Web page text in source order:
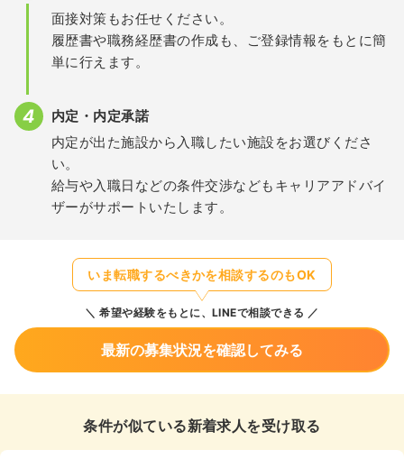
面接対策もお任せください。
履歴書や職務経歴書の作成も、ご登録情報をもとに簡
単に行えます。
内定・内定承諾
内定が出た施設から入職したい施設をお選びくださ
い。
給与や入職日などの条件交渉などもキャリアアドバイ
ザーがサポートいたします。
いま転職するべきかを相談するのもOK
希望や経験をもとに、LINEで相談できる
最新の募集状況を確認してみる
条件が似ている新着求人を受け取る